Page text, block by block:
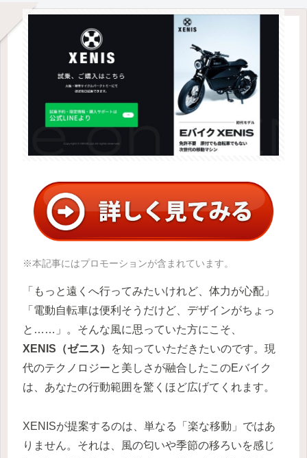
※本記事にはプロモーションが含まれています。
「もっと遠くへ行ってみたいけれど、体力が心配」
「電動自転車は便利そうだけど、デザインがちょっ
と……」。そんな風に思っていた方にこそ、
XENIS（ゼニス）
を知っていただきたいのです。現
代のテクノロジーと美しさが融合したこのEバイク
は、あなたの行動範囲を驚くほど広げてくれます。
XENISが提案するのは、単なる「楽な移動」ではあ
りません。それは、風の匂いや季節の移ろいを感じ